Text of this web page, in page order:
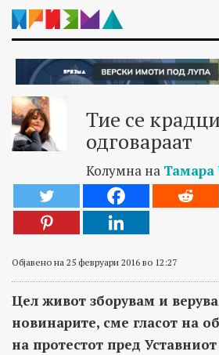
Тие се
одговараат
Колумна на Тамара
Објавено на 25 февруари 2016 во 12:27
Цел живот зборувам и
новинарите, сме гласот на
на протестот пред